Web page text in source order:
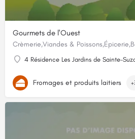
Gourmets de l'Ouest
Crèmerie,Viandes &
4 Résidence Les Jardins de Sainte-
Fromages et produits laitiers